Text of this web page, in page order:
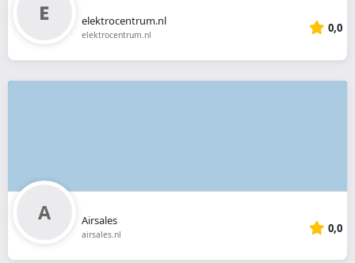
elektrocentrum.nl
elektrocentrum.nl 0,0
Airsales
airsales.nl 0,0